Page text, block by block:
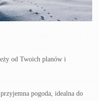
od Twoich planów i
pogoda, idealna do